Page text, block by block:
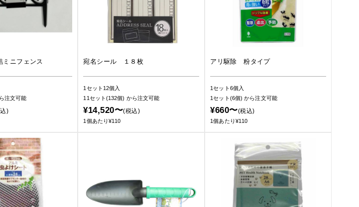
ミニフェンス
注文可能
)
宛名シール １８枚
1セット12個入
11セット(132個) から注文可能
¥14,520〜(税込)
1個あたり¥110
アリ駆除 粉タイプ
1セット6個入
1セット(6個)から注文可能
¥660〜(税込)
1個あたり¥110